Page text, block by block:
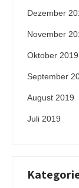
Dezember
November
Oktober 2019
September
August 2019
Juli 2019